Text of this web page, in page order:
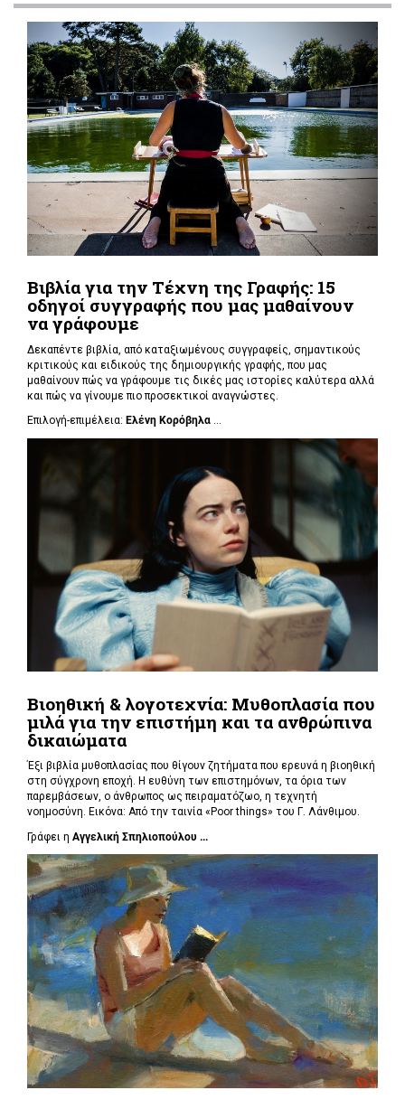
Βιβλία για την Τέχνη της Γραφής: 15
οδηγοί συγγραφής που μας μαθαίνουν
να γράφουμε
Δεκαπέντε βιβλία, από καταξιωμένους συγγραφείς, σημαντικούς
κριτικούς και ειδικούς της δημιουργικής γραφής, που μας
μαθαίνουν πώς να γράφουμε τις δικές μας ιστορίες καλύτερα αλλά
και πώς να γίνουμε πιο προσεκτικοί αναγνώστες.
Επιλογή-επιμέλεια: Ελένη Κορόβηλα ...
Βιοηθική & λογοτεχνία: Μυθοπλασία που
μιλά για την επιστήμη και τα ανθρώπινα
δικαιώματα
Έξι βιβλία μυθοπλασίας που θίγουν ζητήματα που ερευνά η βιοηθική
στη σύγχρονη εποχή. Η ευθύνη των επιστημόνων, τα όρια των
παρεμβάσεων, ο άνθρωπος ως πειραματόζωο, η τεχνητή
νοημοσύνη. Εικόνα: Από την ταινία «Poor things» του Γ. Λάνθιμου.
Γράφει η Αγγελική Σπηλιοπούλου ...